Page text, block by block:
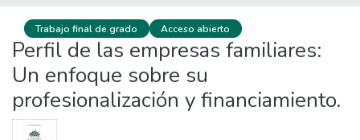
Trabajo final de grado Acceso abierto
Perfil de las empresas familiares:
Un enfoque sobre su
profesionalización y financiamiento.